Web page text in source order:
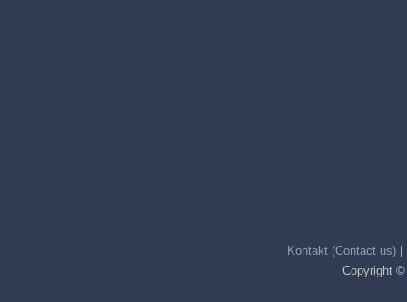
Kontakt (Contact us)|
Copyright ©